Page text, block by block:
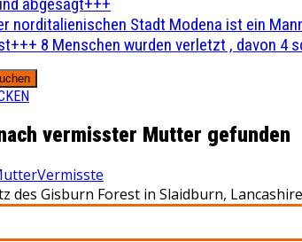
norditalienischen Stadt Modena ist ein
8 Menschen wurden verletzt , davon 4
vermisster Mutter gefunden
Vermisste
des Gisburn Forest in Slaidburn,